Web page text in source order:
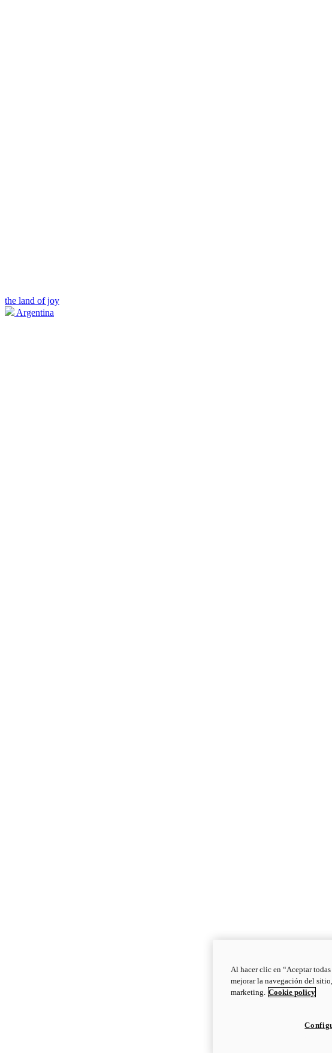
the land of joy
Argentina
Al hacer clic en “Aceptar
mejorar la navegación del
marketing. Cookie policy